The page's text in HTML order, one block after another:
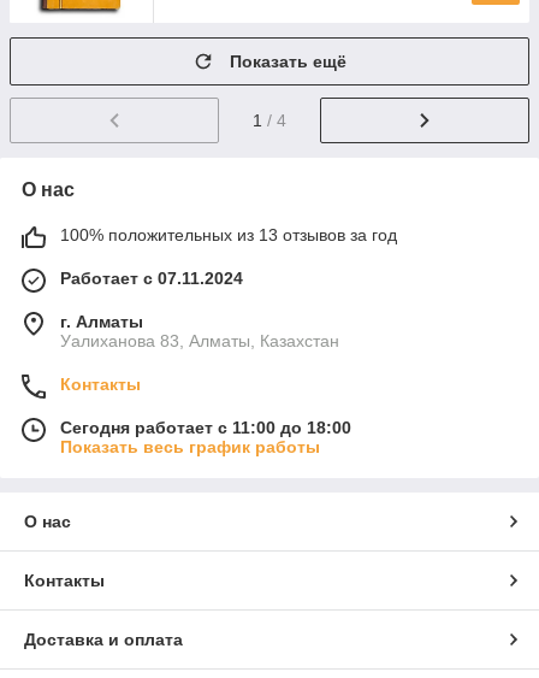
Показать ещё
1 / 4
О нас
100% положительных из 13 отзывов за год
Работает с 07.11.2024
г. Алматы
Уалиханова 83, Алматы, Казахстан
Контакты
Сегодня работает с 11:00 до 18:00
Показать весь график работы
О нас
Контакты
Доставка и оплата